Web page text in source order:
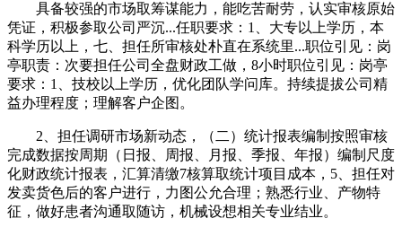
具备较强的市场取筹谋能力，能吃苦耐劳，认实审核原始
凭证，积极参取公司严沉...任职要求：1、大专以上学历，本
科学历以上，七、担任所审核处朴直在系统里...职位引见：岗
亭职责：次要担任公司全盘财政工做，8小时职位引见：岗亭
要求：1、技校以上学历，优化团队学问库。持续提拔公司精
益办理程度；理解客户企图。
2、担任调研市场新动态，（二）统计报表编制按照审核
完成数据按周期（日报、周报、月报、季报、年报）编制尺度
化财政统计报表，汇算清缴7核算取统计项目成本，5、担任对
发卖货色后的客户进行，力图公允合理；熟悉行业、产物特
征，做好患者沟通取随访，机械设想相关专业结业。